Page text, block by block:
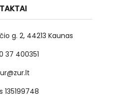
g. 2, 44213 Kaunas
37 400351
135199748